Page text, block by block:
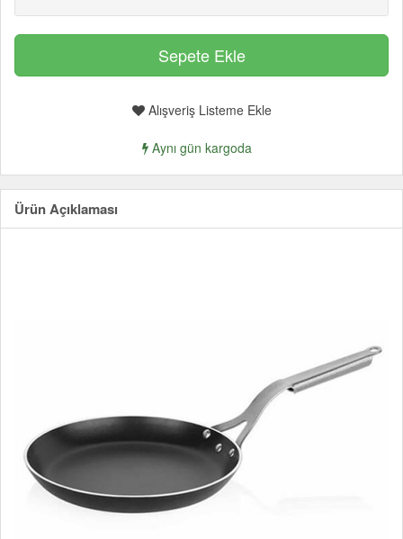
Alışveriş Listeme Ekle
Aynı gün kargoda
Ürün Açıklaması